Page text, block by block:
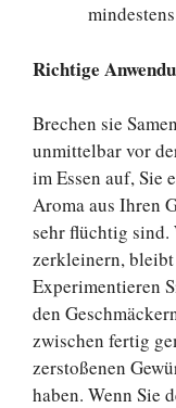
Richtige
Brechen sie
unmittelbar vor
im Essen auf, Sie
Aroma aus Ihren
sehr flüchtig
zerkleinern,
Experimentieren
den
zwischen fertig
zerstoßenen
haben. Wenn Sie